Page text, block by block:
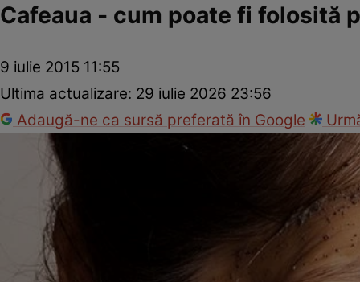
Cafeaua - cum poate fi folosită
9 iulie 2015 11:55
Ultima actualizare: 29 iulie 2026 23:56
Adaugă-ne ca sursă preferată în Google